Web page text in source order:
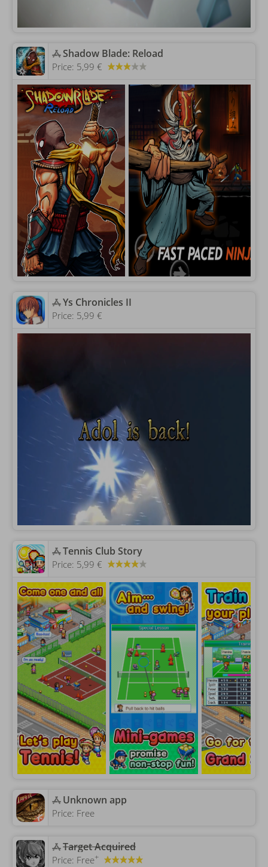
‎Shadow Blade: Reload
Price: 5,99 €
‎Ys Chronicles II
Price: 5,99 €
‎Tennis Club Story
Price: 5,99 €
Unknown app
Price: Free
Target Acquired
Price: Free+